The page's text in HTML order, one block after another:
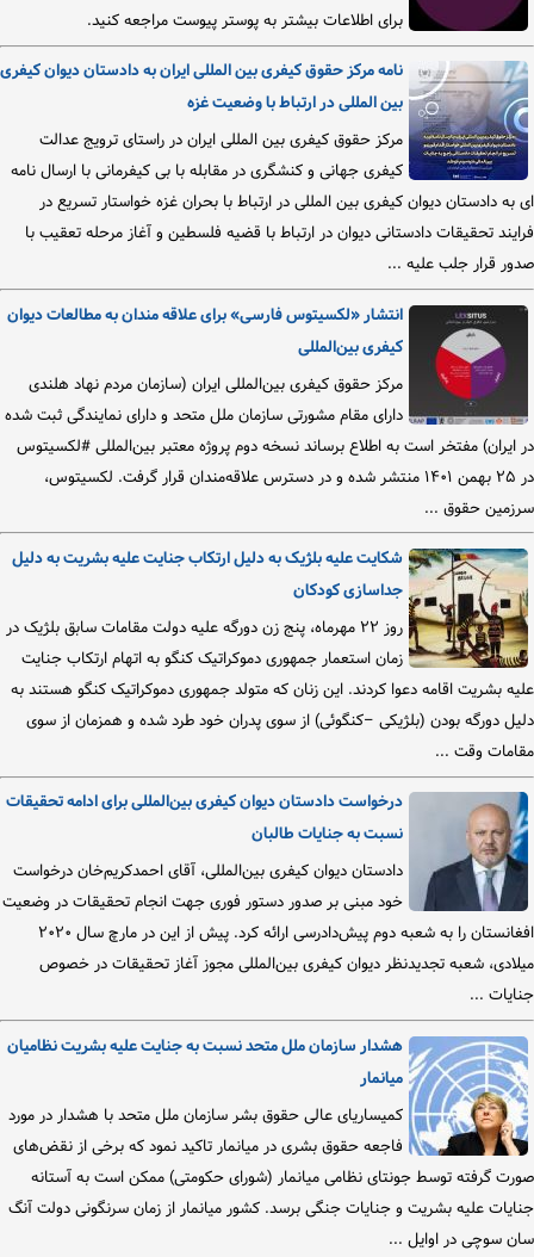
برای اطلاعات بیشتر به پوستر پیوست مراجعه کنید.
نامه مرکز حقوق کیفری بین المللی ایران به دادستان دیوان کیفری
بین المللی در ارتباط با وضعیت غزه
مرکز حقوق کیفری بین المللی ایران در راستای ترویج عدالت
کیفری جهانی و کنشگری در مقابله با بی کیفرمانی با ارسال نامه
ای به دادستان دیوان کیفری بین المللی در ارتباط با بحران غزه خواستار تسریع در
فرایند تحقیقات دادستانی دیوان در ارتباط با قضیه فلسطین و آغاز مرحله تعقیب با
صدور قرار جلب علیه ...
انتشار «لکسیتوس فارسی» برای علاقه مندان به مطالعات دیوان
کیفری بین‌المللی
مرکز حقوق کیفری بین‌المللی ایران (سازمان مردم نهاد هلندی
دارای مقام مشورتی سازمان ملل متحد و دارای نمایندگی ثبت شده
در ایران) مفتخر است به اطلاع برساند نسخه دوم پروژه معتبر بین‌المللی #لکسیتوس
در ۲۵ بهمن ۱۴۰۱ منتشر شده و در دسترس علاقه‌مندان قرار گرفت. لکسیتوس،
سرزمین حقوق ...
شکایت علیه بلژیک به دلیل ارتکاب جنایت علیه بشریت به دلیل
جداسازی کودکان
روز ۲۲ مهرماه، پنج زن دورگه علیه دولت مقامات سابق بلژیک در
زمان استعمار جمهوری دموکراتیک کنگو به اتهام ارتکاب جنایت
علیه بشریت اقامه دعوا کردند. این زنان که متولد جمهوری دموکراتیک کنگو هستند به
دلیل دورگه بودن (بلژیکی –کنگوئی) از سوی پدران خود طرد شده و همزمان از سوی
مقامات وقت ...
درخواست دادستان دیوان کیفری بین‌المللی برای ادامه تحقیقات
نسبت به جنایات طالبان
دادستان دیوان کیفری بین‌المللی، آقای احمدکریم‌خان درخواست
خود مبنی بر صدور دستور فوری جهت انجام تحقیقات در وضعیت
افغانستان را به شعبه دوم پیش‌دادرسی ارائه کرد. پیش از این در مارچ سال ۲۰۲۰
میلادی، شعبه تجدیدنظر دیوان کیفری بین‌المللی مجوز آغاز تحقیقات در خصوص
جنایات ...
هشدار سازمان ملل متحد نسبت به جنایت علیه بشریت نظامیان
میانمار
کمیساریای عالی حقوق بشر سازمان ملل متحد با هشدار در مورد
فاجعه حقوق بشری در میانمار تاکید نمود که برخی از نقض‌های
صورت گرفته توسط جونتای نظامی میانمار (شورای حکومتی) ممکن است به آستانه
جنایات علیه بشریت و جنایات جنگی برسد. کشور میانمار از زمان سرنگونی دولت آنگ
سان سوچی در اوایل ...